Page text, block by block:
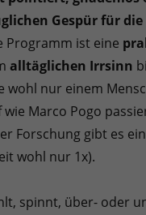
Gespür für
Programm ist eine
alltäglichen Irrsinn
wohl nur einem
wie Marco Pogo
Forschung gibt es
wohl nur 1x).
spinnt, über- oder